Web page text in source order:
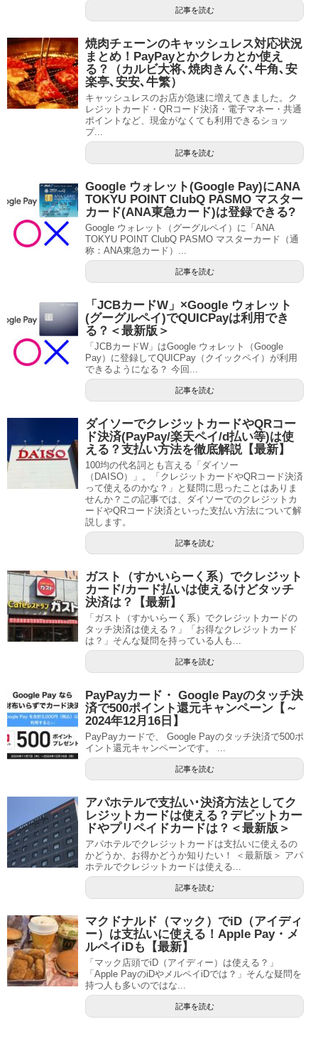
記事を読む
焼肉チェーンのキャッシュレス対応状況
まとめ！PayPayとかクレカとか使え
る？（カルビ大将､焼肉きんぐ､牛角､安
楽亭､安安､牛繁）
キャッシュレスのお店が急速に増えてきました。ク
レジットカード・QRコード決済・電子マネー・共通
ポイントなど、現金がなくても利用できるショッ
プ...
記事を読む
Google ウォレット(Google Pay)にANA
TOKYU POINT ClubQ PASMO マスター
カード(ANA東急カード)は登録できる?
Google ウォレット（グーグルペイ）に「ANA
TOKYU POINT ClubQ PASMO マスターカード（通
称：ANA東急カード）...
記事を読む
「JCBカードW」×Google ウォレット
(グーグルペイ)でQUICPayは利用でき
る？＜最新版＞
「JCBカードW」はGoogle ウォレット（Google
Pay）に登録してQUICPay（クイックペイ）が利用
できるようになる？ 今回...
記事を読む
ダイソーでクレジットカードやQRコー
ド決済(PayPay/楽天ペイ/d払い等)は使
える？支払い方法を徹底解説【最新】
100均の代名詞とも言える「ダイソー
（DAISO）」。「クレジットカードやQRコード決済
って使えるのかな？」と疑問に思ったことはありま
せんか？この記事では、ダイソーでのクレジットカ
ードやQRコード決済といった支払い方法について解
説します。
記事を読む
ガスト（すかいらーく系）でクレジット
カード/カード払いは使えるけどタッチ
決済は？【最新】
「ガスト（すかいらーく系）でクレジットカードの
タッチ決済は使える？」「お得なクレジットカード
は？」そんな疑問を持っている人も...
記事を読む
PayPayカード・ Google Payのタッチ決
済で500ポイント還元キャンペーン【～
2024年12月16日】
PayPayカードで、 Google Payのタッチ決済で500ポ
イント還元キャンペーンです。 ...
記事を読む
アパホテルで支払い･決済方法としてク
レジットカードは使える？デビットカー
ドやプリペイドカードは？＜最新版＞
アパホテルでクレジットカードは支払いに使えるの
かどうか、お得かどうか知りたい！ ＜最新版＞ アパ
ホテルでクレジットカードは使える...
記事を読む
マクドナルド（マック）でiD（アイディ
ー）は支払いに使える！Apple Pay・メ
ルペイiDも【最新】
「マック店頭でiD（アイディー）は使える？」
「Apple PayのiDやメルペイiDでは？」そんな疑問を
持つ人も多いのではな...
記事を読む